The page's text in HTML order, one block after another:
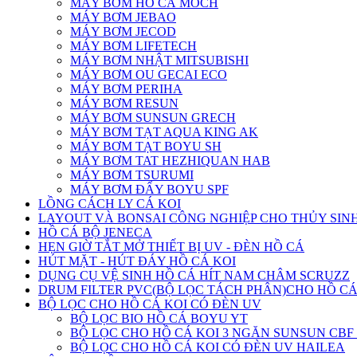
MÁY BƠM HỒ CÁ MOCH
MÁY BƠM JEBAO
MÁY BƠM JECOD
MÁY BƠM LIFETECH
MÁY BƠM NHẬT MITSUBISHI
MÁY BƠM OU GECAI ECO
MÁY BƠM PERIHA
MÁY BƠM RESUN
MÁY BƠM SUNSUN GRECH
MÁY BƠM TẠT AQUA KING AK
MÁY BƠM TẠT BOYU SH
MÁY BƠM TAT HEZHIQUAN HAB
MÁY BƠM TSURUMI
MÁY BƠM ĐẨY BOYU SPF
LỒNG CÁCH LY CÁ KOI
LAYOUT VÀ BONSAI CÔNG NGHIỆP CHO THỦY
HỒ CÁ BỘ JENECA
HẸN GIỜ TẮT MỞ THIẾT BỊ UV - ĐÈN HỒ CÁ
HÚT MẶT - HÚT ĐÁY HỒ CÁ KOI
DỤNG CỤ VỆ SINH HỒ CÁ HÍT NAM CHÂM SCRUZZ
DRUM FILTER PVC(BỘ LỌC TÁCH PHÂN)CHO HỒ CÁ
BỘ LỌC CHO HỒ CÁ KOI CÓ ĐÈN UV
BỘ LỌC BIO HỒ CÁ BOYU YT
BỘ LỌC CHO HỒ CÁ KOI 3 NGĂN SUNSUN CBF
BỘ LỌC CHO HỒ CÁ KOI CÓ ĐÈN UV HAILEA